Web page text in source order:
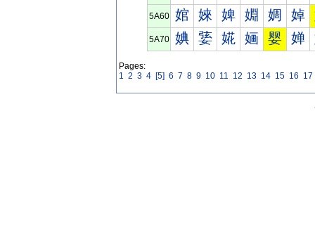
5A60 婠 婡 婢 婣 婤 婥
5A70 婰 婱 婲 婳 婴 婵
Pages:
1 2 3 4 [5] 6 7 8 9 10 11 12 13 14 15 16 17